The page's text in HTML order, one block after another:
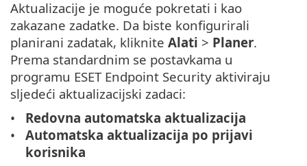
Aktualizacije je moguće pokretati i kao
zakazane zadatke. Da biste konfigurirali
planirani zadatak, kliknite Alati > Planer.
Prema standardnim se postavkama u
programu ESET Endpoint Security aktiviraju
sljedeći aktualizacijski zadaci:
Redovna automatska aktualizacija
Automatska aktualizacija po prijavi
korisnika